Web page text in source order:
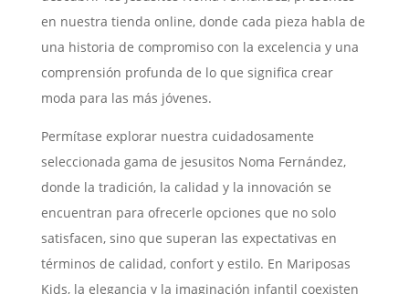
en nuestra tienda online, donde cada pieza habla de
una historia de compromiso con la excelencia y una
comprensión profunda de lo que significa crear
moda para las más jóvenes.
Permítase explorar nuestra cuidadosamente
seleccionada gama de jesusitos Noma Fernández,
donde la tradición, la calidad y la innovación se
encuentran para ofrecerle opciones que no solo
satisfacen, sino que superan las expectativas en
términos de calidad, confort y estilo. En Mariposas
Kids, la elegancia y la imaginación infantil coexisten